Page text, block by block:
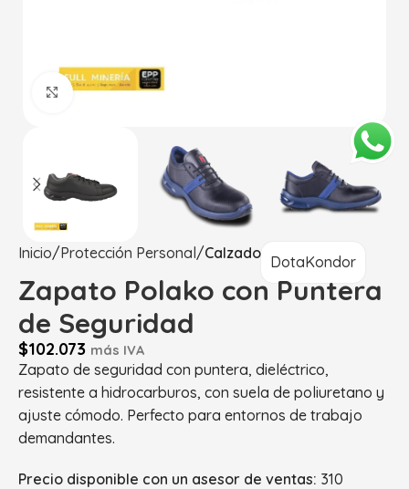
Haga Click para agrandar
Inicio Protección Personal Calzado DotaKondor
Zapato Polako con Puntera
de Seguridad
$102.073 más IVA
Zapato de seguridad con puntera, dieléctrico,
resistente a hidrocarburos, con suela de poliuretano y
ajuste cómodo. Perfecto para entornos de trabajo
demandantes.
Precio disponible con un asesor de ventas: 310